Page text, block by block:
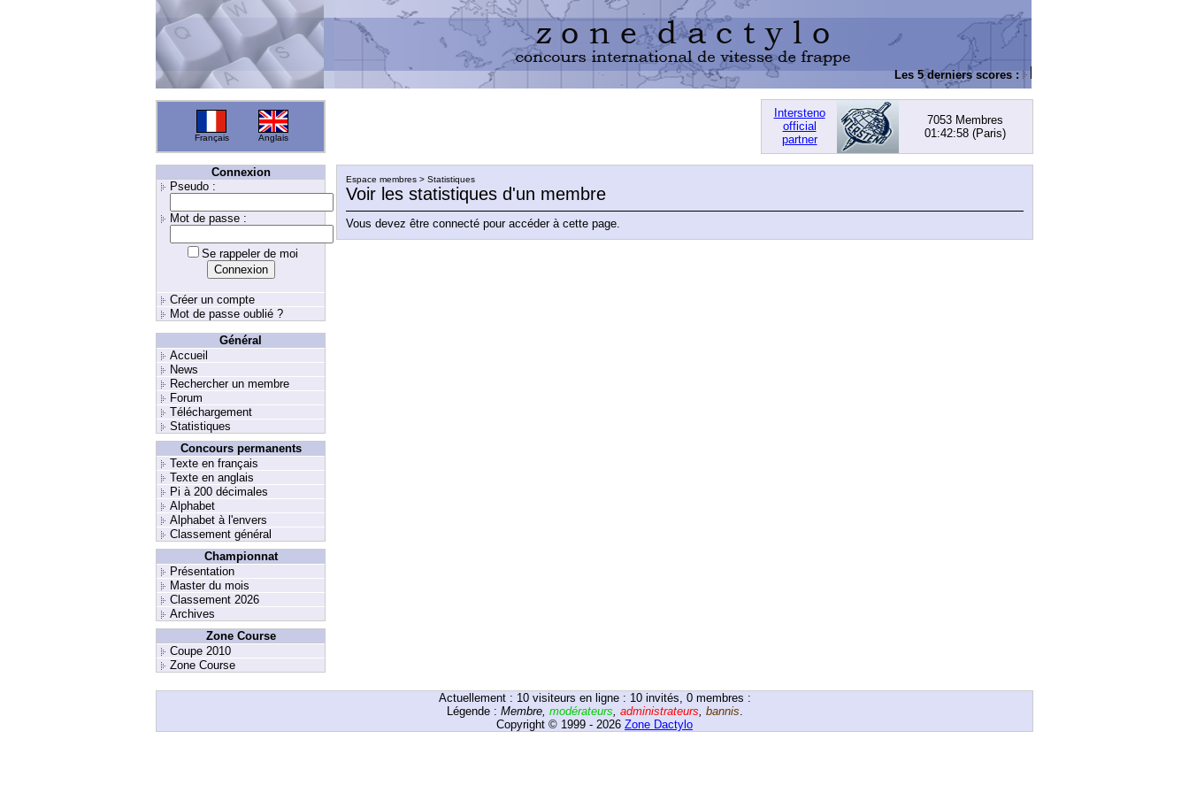
Les 5 derniers scores :
Français Anglais
Intersteno
official
partner
7053 Membres
01:42:58(Paris)
Connexion
Pseudo :
Mot de passe :
Se rappeler de moi
Créer un compte
Mot de passe oublié ?
Général
Accueil
News
Rechercher un membre
Forum
Téléchargement
Statistiques
Concours permanents
Texte en français
Texte en anglais
Pi à 200 décimales
Alphabet
Alphabet à l'envers
Classement général
Championnat
Présentation
Master du mois
Classement 2026
Archives
Zone Course
Coupe 2010
Zone Course
Espace membres > Statistiques
Voir les statistiques d'un membre
Vous devez être connecté pour accéder à cette page.
Actuellement : 10visiteurs en ligne : 10 invités, 0 membres :
Légende : Membre, modérateurs, administrateurs, bannis.
Copyright © 1999 - 2026 Zone Dactylo